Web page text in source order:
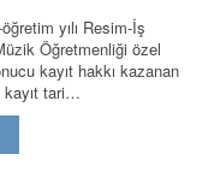
yılı Resim-İş
Öğretmenliği özel
kayıt hakkı kazanan
kayıt tari…